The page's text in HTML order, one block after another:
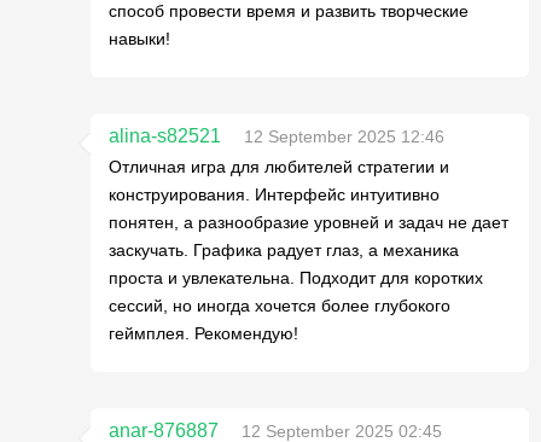
способ провести время и развить творческие
навыки!
alina-s82521
12 September 2025 12:46
Отличная игра для любителей стратегии и
конструирования. Интерфейс интуитивно
понятен, а разнообразие уровней и задач не дает
заскучать. Графика радует глаз, а механика
проста и увлекательна. Подходит для коротких
сессий, но иногда хочется более глубокого
геймплея. Рекомендую!
anar-876887
12 September 2025 02:45